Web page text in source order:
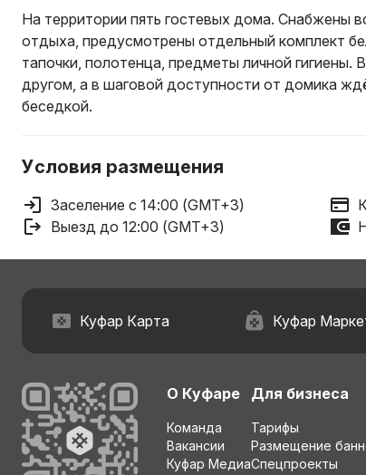
На территории пять гостевых дома. Снабжены
отдыха, предусмотрены отдельный комплект
тапочки, полотенца, предметы личной
другом, а в шаговой доступности от домика
беседкой.
Условия размещения
Заселение с 14:00 (GMT+3)
Выезд до 12:00 (GMT+3)
Куфар Карта Куфар
О Куфаре
Команда
Вакансии
Куфар Медиа
Для бизнеса
Тарифы
Размещение
Спецпроекты